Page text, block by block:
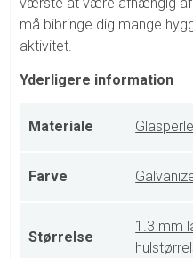
må bibringe dig mange
aktivitet.
Yderligere information
Materiale
Farve
Størrelse
1.3 mm